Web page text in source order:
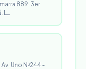
889. 3er
L…
Uno N³244 -